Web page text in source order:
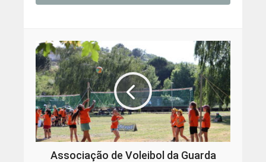
Associação de Voleibol da Guarda